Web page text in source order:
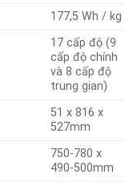
177,5 Wh / kg
17 cấp độ (9
cấp độ chính
và 8 cấp độ
trung gian)
51 x 816 x
527mm
750-780 x
490-500mm